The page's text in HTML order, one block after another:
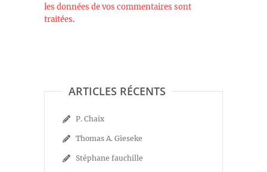
les données de vos commentaires sont
traitées.
ARTICLES RÉCENTS
P. Chaix
Thomas A. Gieseke
Stéphane fauchille